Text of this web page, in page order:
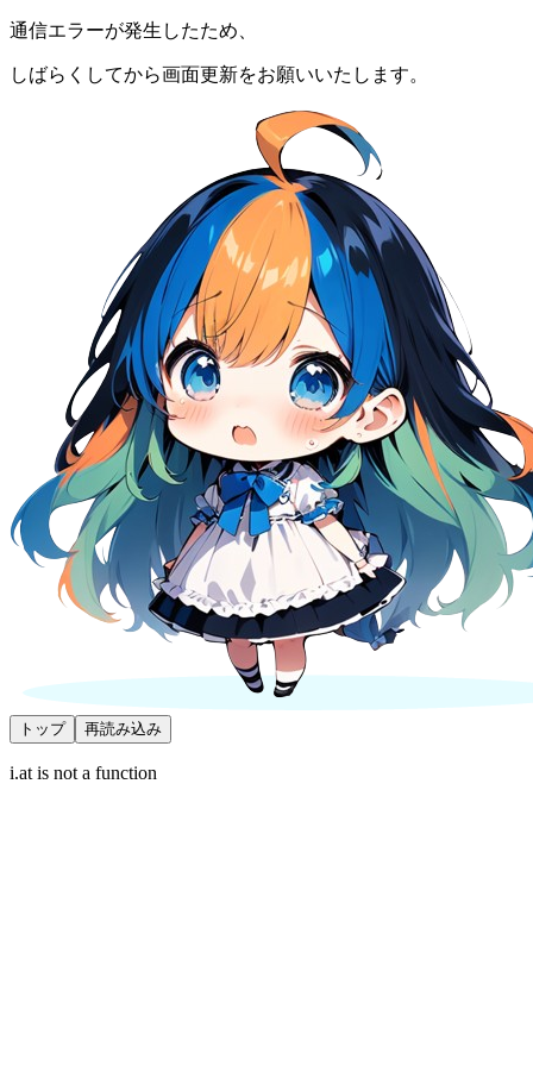
通信エラーが発生したため、
しばらくしてから画面更新をお願いいたします。
トップ 再読み込み
i.at is not a function